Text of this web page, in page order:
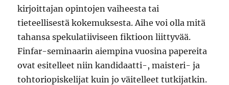
kirjoittajan opintojen vaiheesta tai
tieteellisestä kokemuksesta. Aihe voi olla mitä
tahansa spekulatiiviseen fiktioon liittyvää.
Finfar-seminaarin aiempina vuosina papereita
ovat esitelleet niin kandidaatti-, maisteri- ja
tohtoriopiskelijat kuin jo väitelleet tutkijatkin.